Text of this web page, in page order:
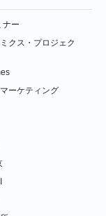
ナー
クス・プロジェク
ーケティング